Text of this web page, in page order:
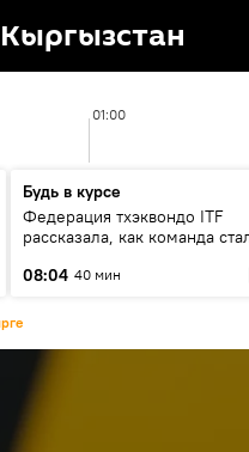
Кыргызстан
01:00
Будь в курсе
Федерация тхэквондо ITF
рассказала, как команда
08:04 40 мин